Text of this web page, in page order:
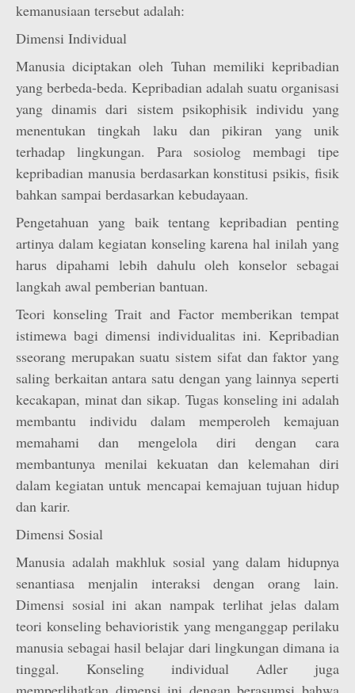
kemanusiaan tersebut adalah:
Dimensi Individual
Manusia diciptakan oleh Tuhan memiliki kepribadian
yang berbeda-beda. Kepribadian adalah suatu organisasi
yang dinamis dari sistem psikophisik individu yang
menentukan tingkah laku dan pikiran yang unik
terhadap lingkungan. Para sosiolog membagi tipe
kepribadian manusia berdasarkan konstitusi psikis, fisik
bahkan sampai berdasarkan kebudayaan.
Pengetahuan yang baik tentang kepribadian penting
artinya dalam kegiatan konseling karena hal inilah yang
harus dipahami lebih dahulu oleh konselor sebagai
langkah awal pemberian bantuan.
Teori konseling Trait and Factor memberikan tempat
istimewa bagi dimensi individualitas ini. Kepribadian
sseorang merupakan suatu sistem sifat dan faktor yang
saling berkaitan antara satu dengan yang lainnya seperti
kecakapan, minat dan sikap. Tugas konseling ini adalah
membantu individu dalam memperoleh kemajuan
memahami dan mengelola diri dengan cara
membantunya menilai kekuatan dan kelemahan diri
dalam kegiatan untuk mencapai kemajuan tujuan hidup
dan karir.
Dimensi Sosial
Manusia adalah makhluk sosial yang dalam hidupnya
senantiasa menjalin interaksi dengan orang lain.
Dimensi sosial ini akan nampak terlihat jelas dalam
teori konseling behavioristik yang menganggap perilaku
manusia sebagai hasil belajar dari lingkungan dimana ia
tinggal. Konseling individual Adler juga